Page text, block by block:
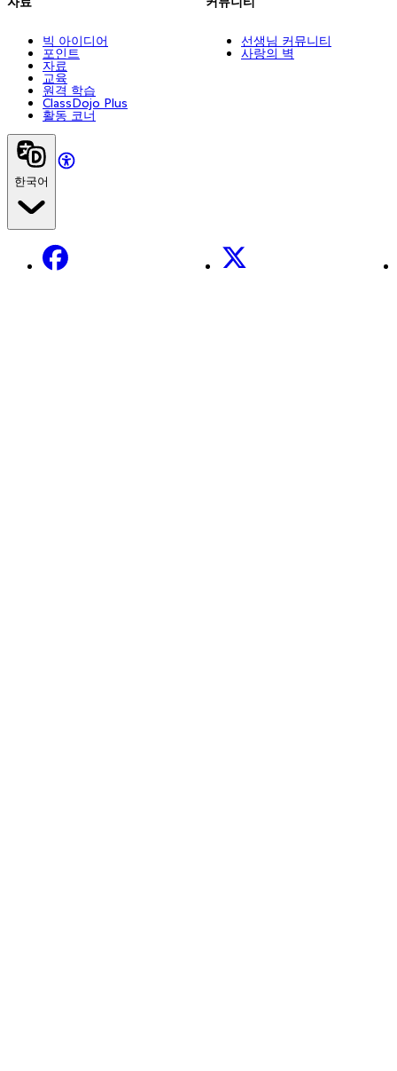
빅 아이디어
포인트
자료
교육
원격 학습
ClassDojo Plus
활동 코너
선생님 커뮤니티
사랑의 벽
한국어
Facebook X